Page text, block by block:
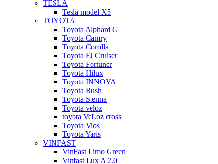
TESLA
Tesla model X5
TOYOTA
Toyota Alphard G
Toyota Camry
Toyota Corolla
Toyota FJ Cruiser
Toyota Fortuner
Toyota Hilux
Toyota INNOVA
Toyota Rush
Toyota Sienna
Toyota veloz
toyota VeLoz cross
Toyota Vios
Toyota Yaris
VINFAST
VinFast Limo Green
Vinfast Lux A 2.0